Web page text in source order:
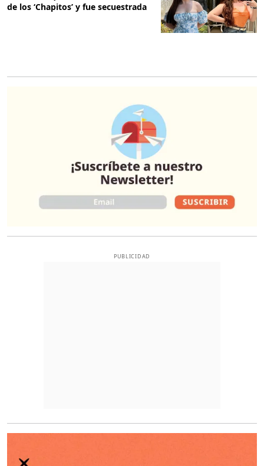
de los ‘Chapitos’ y fue secuestrada
PUBLICIDAD